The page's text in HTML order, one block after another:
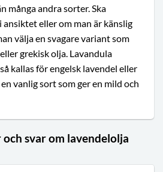
många andra sorter. Ska
eller om man är känslig
välja en svagare variant som
grekisk olja. Lavandula
kallas för engelsk lavendel eller
vanlig sort som ger en mild och
svar om lavendelolja